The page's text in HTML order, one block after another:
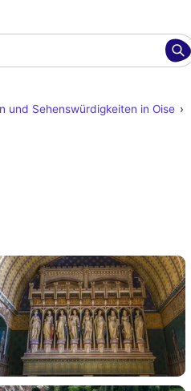
und Sehenswürdigkeiten in Oise